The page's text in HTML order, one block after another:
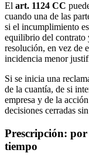
El art. 1124 CC
cuando una de las
si el incumplimiento
equilibrio del contrato
resolución, en vez de
incidencia menor
Si se inicia una
de la cuantía, de si
empresa y de la
decisiones cerradas
Prescripción:
tiempo